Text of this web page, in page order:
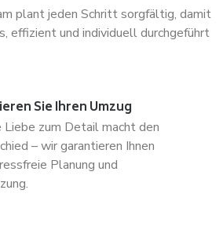
plant jeden Schritt sorgfältig, damit
effizient und individuell durchgeführt
Sie Ihren Umzug
Liebe zum Detail macht den
– wir garantieren Ihnen
Planung und